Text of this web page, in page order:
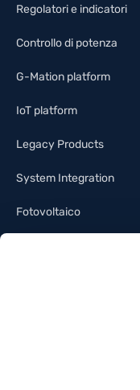
Regolatori e indicatori
Controllo di potenza
G-Mation platform
IoT platform
Legacy Products
System Integration
Fotovoltaico